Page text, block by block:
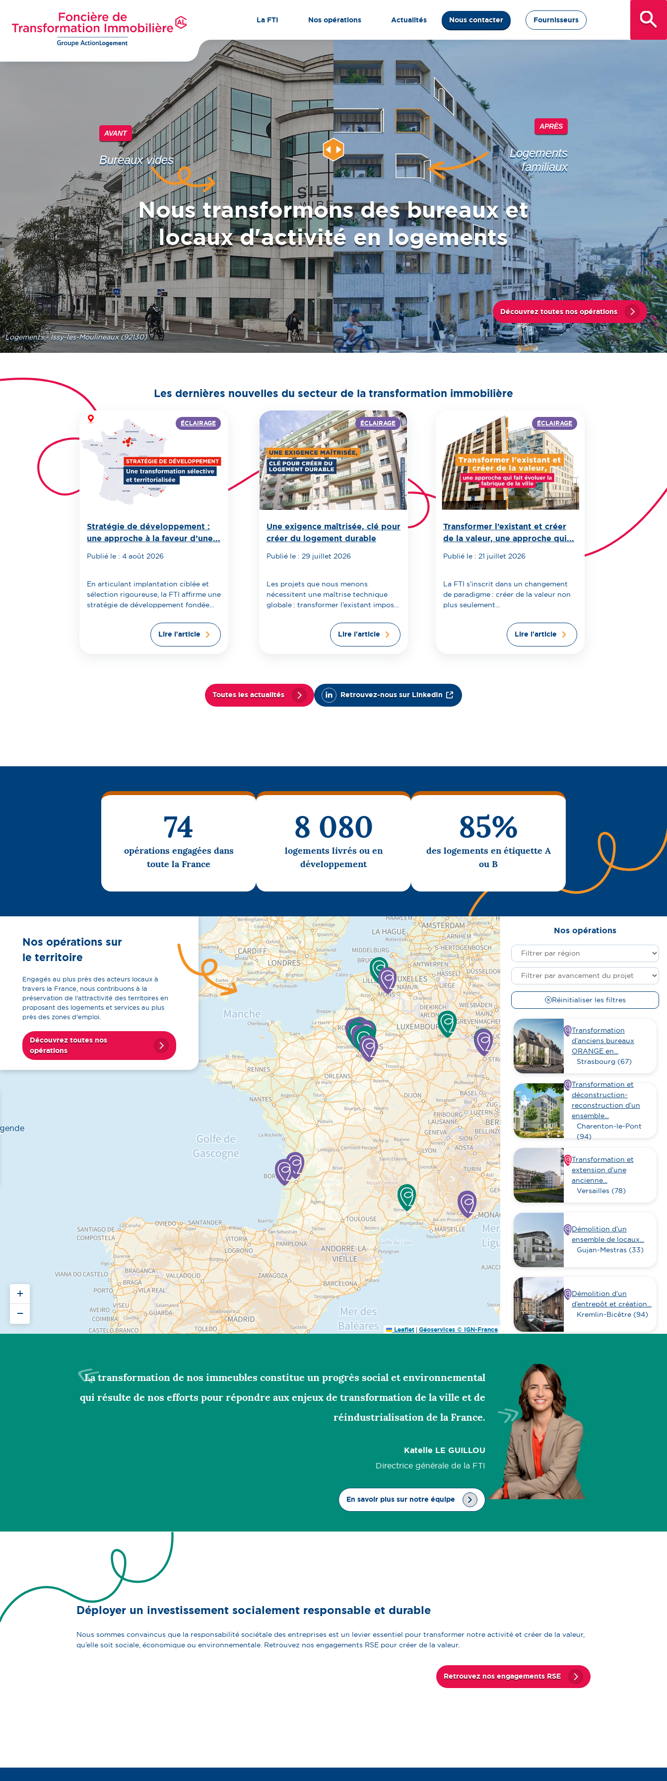
contenu
La FTI Nos opérations Actualités Nous contacter Fournisseurs
Nous transformons des bureaux et
locaux d'activité en logements
Découvrez toutes nos opérations
Logements - Issy-les-Moulineaux (92130)
AVANT
Bureaux vides
APRÈS
Logements
familiaux
Les dernières nouvelles du secteur de la transformation immobilière
ÉCLAIRAGE
Stratégie de développement :
une approche à la faveur d’une...
Publié le : 4 août 2026
En articulant implantation ciblée et
sélection rigoureuse, la FTI affirme une
stratégie de développement fondée...
Lire l'article
ÉCLAIRAGE
Une exigence maîtrisée, clé pour
créer du logement durable
Publié le : 29 juillet 2026
Les projets que nous menons
nécessitent une maîtrise technique
globale : transformer l’existant impose
Lire l'article
ÉCLAIRAGE
Transformer l’existant et créer
de la valeur, une approche qui...
Publié le : 21 juillet 2026
La FTI s’inscrit dans un changement
de paradigme : créer de la valeur non
plus seulement...
Lire l'article
Toutes les actualités Retrouvez-nous sur LinkedIn
74
opérations engagées dans
toute la France
8 080
logements livrés ou en
développement
85%
des logements en étiquette A
ou B
Nos opérations sur
le territoire
Engagés au plus près des acteurs locaux à
travers la France, nous contribuons à la
préservation de l'attractivité des territoires en
proposant des logements et services au plus
près des zones d'emploi.
Découvrez toutes nos
opérations
+
−
Leaflet | Géoservices © IGN-France
Nos opérations
Filtrer
par
région
Filtrer
par
avancement
du
Réinitialiser les filtres
Transformation
d’anciens bureaux
ORANGE en...
Strasbourg (67)
Transformation et
déconstruction-
reconstruction d’un
ensemble...
Charenton-le-Pont
(94)
Transformation et
extension d’une
ancienne...
Versailles (78)
Démolition d’un
ensemble de locaux...
Gujan-Mestras (33)
Démolition d’un
d’entrepôt et création...
Kremlin-Bicêtre (94)
Transformation d’un
ancien groupe
hospitalier...
Paris (20)
Transformation de
bureaux vacants en...
Saint-Germain-en-
Transformation d’un
Courbevoie (92)
La transformation de nos immeubles constitue un progrès social et environnemental
qui résulte de nos efforts pour répondre aux enjeux de transformation de la ville et de
réindustrialisation de la France.
Katelle LE GUILLOU
Directrice générale de la FTI
En savoir plus sur notre équipe
Déployer un investissement socialement responsable et durable
Nous sommes convaincus que la responsabilité sociétale des entreprises est un levier essentiel pour transformer notre activité et créer de la valeur,
qu’elle soit sociale, économique ou environnementale. Retrouvez nos engagements RSE pour créer de la valeur.
Retrouvez nos engagements RSE